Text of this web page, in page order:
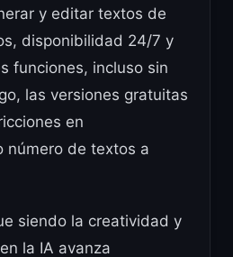
y editar textos de
disponibilidad 24/7 y
funciones, incluso sin
las versiones gratuitas
en
número de textos a
siendo la creatividad y
la IA avanza